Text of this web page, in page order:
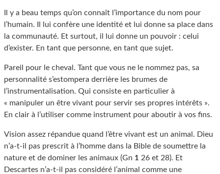
Il y a beau temps qu’on connaît l’importance du nom pour
l’humain. Il lui confère une identité et lui donne sa place dans
la communauté. Et surtout, il lui donne un pouvoir : celui
d’exister. En tant que personne, en tant que sujet.
Pareil pour le cheval. Tant que vous ne le nommez pas, sa
personnalité s’estompera derrière les brumes de
l’instrumentalisation. Qui consiste en particulier à
« manipuler un être vivant pour servir ses propres intérêts ».
En clair à l’utiliser comme instrument pour aboutir à vos fins.
Vision assez répandue quand l’être vivant est un animal. Dieu
n’a-t-il pas prescrit à l’homme dans la Bible de soumettre la
nature et de dominer les animaux (Gn 1 26 et 28). Et
Descartes n’a-t-il pas considéré l’animal comme une